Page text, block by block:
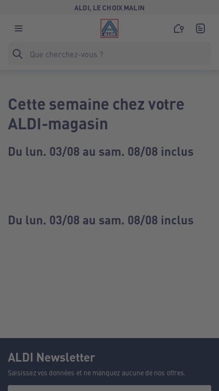
ALDI, LE CHOIX MALIN
Cette semaine chez votre
ALDI-magasin
Du lun. 03/08 au sam. 08/08 inclus
Du lun. 03/08 au sam. 08/08 inclus
ALDI Newsletter
Saisissez vos données et ne manquez aucune de nos offres.